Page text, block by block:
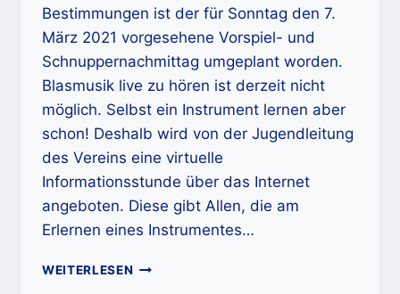
Bestimmungen ist der für Sonntag den 7.
März 2021 vorgesehene Vorspiel- und
Schnuppernachmittag umgeplant worden.
Blasmusik live zu hören ist derzeit nicht
möglich. Selbst ein Instrument lernen aber
schon! Deshalb wird von der Jugendleitung
des Vereins eine virtuelle
Informationsstunde über das Internet
angeboten. Diese gibt Allen, die am
Erlernen eines Instrumentes…
WEITERLESENVIRTUELLE